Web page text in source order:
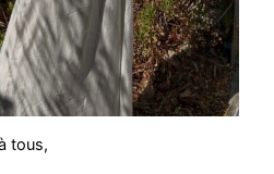
tous,